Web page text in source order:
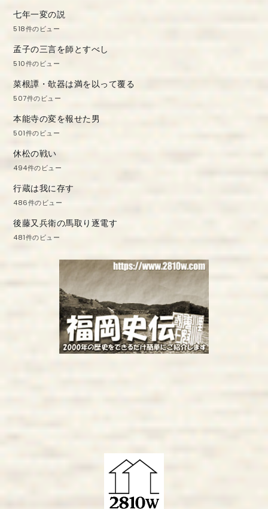
七年一変の説
518件のビュー
孟子の三言を師とすべし
510件のビュー
菜根譚・欹器は満を以って覆る
507件のビュー
本能寺の変を報せた男
501件のビュー
休松の戦い
494件のビュー
行蔵は我に存す
486件のビュー
後藤又兵衛の馬取り逐電す
481件のビュー